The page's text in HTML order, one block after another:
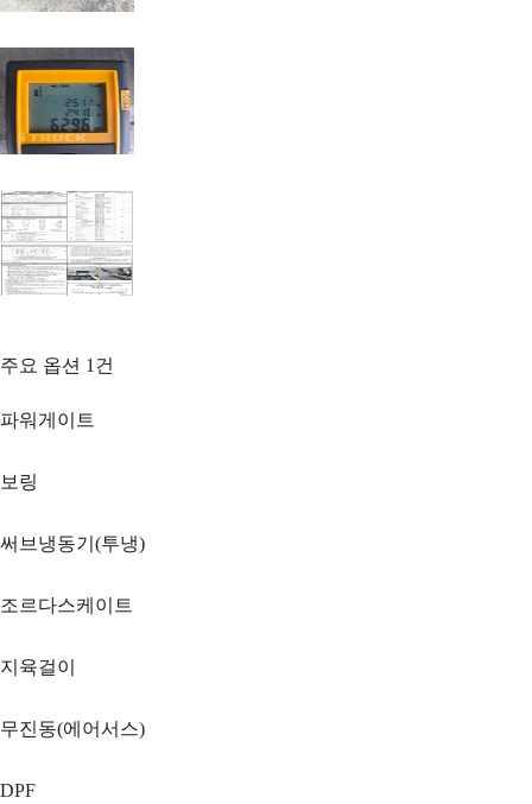
주요 옵션 1 건
파워게이트
보링
써브냉동기(투냉)
조르다스케이트
지육걸이
무진동(에어서스)
DPF